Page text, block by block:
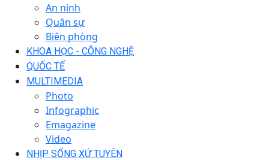
An ninh
Quân sự
Biên phòng
KHOA HỌC - CÔNG NGHỆ
QUỐC TẾ
MULTIMEDIA
Photo
Infographic
Emagazine
Video
NHỊP SỐNG XỨ TUYÊN